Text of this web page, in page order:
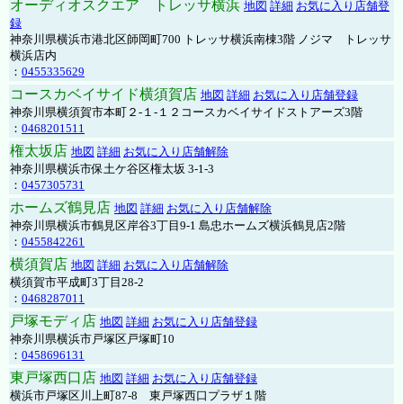
オーディオスクエア トレッサ横浜 地図 詳細 お気に入り店舗登
録
神奈川県横浜市港北区師岡町700 トレッサ横浜南棟3階 ノジマ トレッサ
横浜店内
： 0455335629
コースカベイサイド横須賀店 地図 詳細 お気に入り店舗登録
神奈川県横須賀市本町２-１-１２コースカベイサイドストアーズ3階
： 0468201511
権太坂店 地図 詳細 お気に入り店舗解除
神奈川県横浜市保土ケ谷区権太坂 3-1-3
： 0457305731
ホームズ鶴見店 地図 詳細 お気に入り店舗解除
神奈川県横浜市鶴見区岸谷3丁目9-1 島忠ホームズ横浜鶴見店2階
： 0455842261
横須賀店 地図 詳細 お気に入り店舗解除
横須賀市平成町3丁目28-2
： 0468287011
戸塚モディ店 地図 詳細 お気に入り店舗登録
神奈川県横浜市戸塚区戸塚町10
： 0458696131
東戸塚西口店 地図 詳細 お気に入り店舗登録
横浜市戸塚区川上町87-8 東戸塚西口プラザ１階